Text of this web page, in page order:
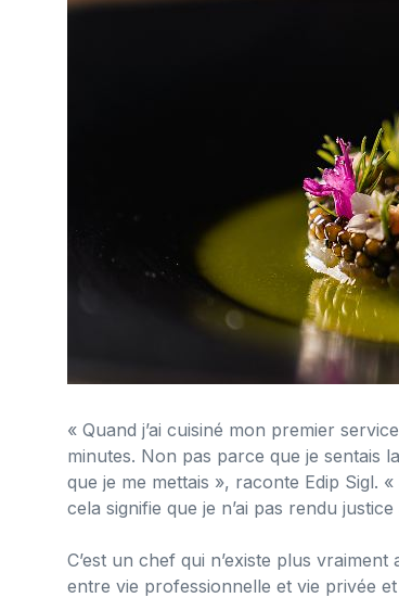
« Quand j’ai cuisiné mon premier
minutes. Non pas parce que je sentais
que je me mettais », raconte Edip Sigl.
cela signifie que je n’ai pas rendu
C’est un chef qui n’existe plus
entre vie professionnelle et vie privée